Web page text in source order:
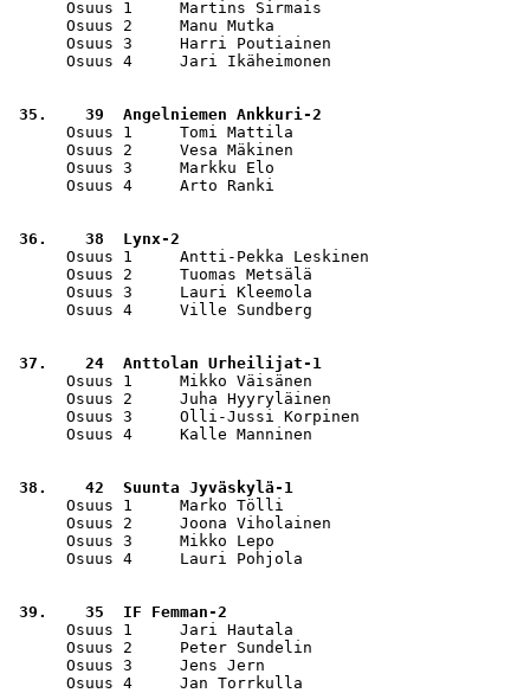
Osuus 1     Martins Sirmais
Osuus 2     Manu Mutka
Osuus 3     Harri Poutiainen
Osuus 4     Jari Ikäheimonen
35.    39  Angelniemen Ankkuri-2
Osuus 1     Tomi Mattila
Osuus 2     Vesa Mäkinen
Osuus 3     Markku Elo
Osuus 4     Arto Ranki
36.    38  Lynx-2
Osuus 1     Antti-Pekka Leskinen
Osuus 2     Tuomas Metsälä
Osuus 3     Lauri Kleemola
Osuus 4     Ville Sundberg
37.    24  Anttolan Urheilijat-1
Osuus 1     Mikko Väisänen
Osuus 2     Juha Hyyryläinen
Osuus 3     Olli-Jussi Korpinen
Osuus 4     Kalle Manninen
38.    42  Suunta Jyväskylä-1
Osuus 1     Marko Tölli
Osuus 2     Joona Viholainen
Osuus 3     Mikko Lepo
Osuus 4     Lauri Pohjola
39.    35  IF Femman-2
Osuus 1     Jari Hautala
Osuus 2     Peter Sundelin
Osuus 3     Jens Jern
Osuus 4     Jan Torrkulla